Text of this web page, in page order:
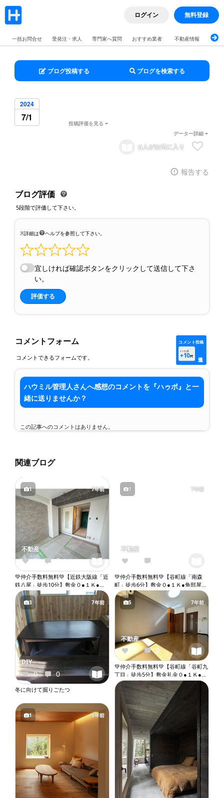
ログイン 無料登録
一括お問合せ 受発注・求人 専門家へ質問 おすすめ業者 不動産情報 ブログ
ブログ投稿する ブログを検索する
2024
7/1
0人がお気に入り
投稿評価を見る
データー詳細
報告する
ブログ評価
5段階で評価して下さい。
※詳細は ヘルプを参照して下さい。
宜しければ確認ボタンをクリックして送信して下さ
い。
評価する
コメントフォーム
コメントできるフォームです。
コメント投稿
ハゥポ
+10PT
ハウミル管理人さんへ感想のコメントを『ハゥポ』と一
緒に送りませんか？
この記事へのコメントはありません。
関連ブログ
1 7年前
1 0
💚仲介手数料無料💚【近鉄大阪線「近
鉄八尾」徒歩10分】敷金０●１Ｋ●２
人入居相談●バストイレ別●室内洗濯
機置き場●エレベーター『X061』
不動産
3 7年前
0 0
冬に向けて掘りごたつ
DIY
1 8年前
1 7年前
💚仲介手数料無料💚【谷町線「南森
町」徒歩6分】敷金０●１Ｋ●角部屋●
ペット相談●ネット無料●ウォークイ
ンクローゼット●バストイレ別●ウォ
シュレット●独立洗面台●室内洗濯機
置き場●オートロック●エレベーター
不動産
5 7年前
3 0
💚仲介手数料無料💚【谷町線「谷町九
丁目」徒歩5分】敷金礼金０●１Ｋ●バ
ストイレ別●独立洗面台●室内洗濯機
置き場●オートロック●エレベーター
『X109』
不動産